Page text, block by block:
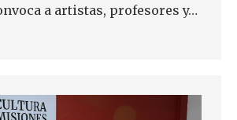
a artistas, profesores y…